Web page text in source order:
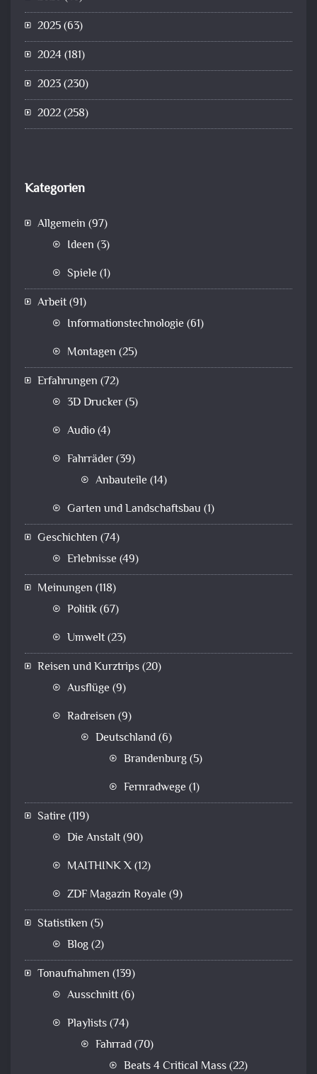
2025(63)
2024(181)
2023(230)
2022(258)
Kategorien
Allgemein (97)
Ideen (3)
Spiele (1)
Arbeit(91)
Informationstechnologie (61)
Montagen (25)
Erfahrungen (72)
3D Drucker(5)
Audio(4)
Fahrräder(39)
Anbauteile (14)
Garten und Landschaftsbau (1)
Geschichten (74)
Erlebnisse (49)
Meinungen (118)
Politik(67)
Umwelt(23)
Reisen und Kurztrips(20)
Ausflüge (9)
Radreisen (9)
Deutschland(6)
Brandenburg(5)
Fernradwege (1)
Satire (119)
Die Anstalt(90)
MAITHINK X(12)
ZDF Magazin Royale (9)
Statistiken (5)
Blog(2)
Tonaufnahmen (139)
Ausschnitt(6)
Playlists(74)
Fahrrad(70)
Beats 4 Critical Mass(22)